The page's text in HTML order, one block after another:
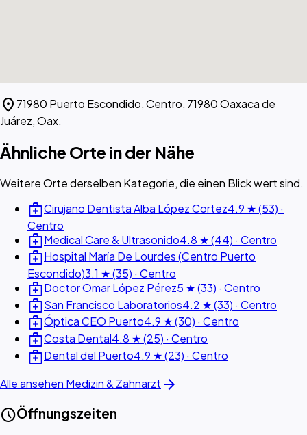
location_on 71980 Puerto Escondido, Centro, 71980 Oaxaca de
Juárez, Oax.
Ähnliche Orte in der Nähe
Weitere Orte derselben Kategorie, die einen Blick wert sind.
medical_servicesCirujano Dentista Alba López Cortez4.9 ★ (53) ·
Centro
medical_servicesMedical Care & Ultrasonido4.8 ★ (44) · Centro
medical_servicesHospital María De Lourdes (Centro Puerto
Escondido)3.1 ★ (35) · Centro
medical_servicesDoctor Omar López Pérez5 ★ (33) · Centro
medical_servicesSan Francisco Laboratorios4.2 ★ (33) · Centro
medical_servicesÓptica CEO Puerto4.9 ★ (30) · Centro
medical_servicesCosta Dental4.8 ★ (25) · Centro
medical_servicesDental del Puerto4.9 ★ (23) · Centro
Alle ansehen Medizin & Zahnarzt arrow_forward
scheduleÖffnungszeiten